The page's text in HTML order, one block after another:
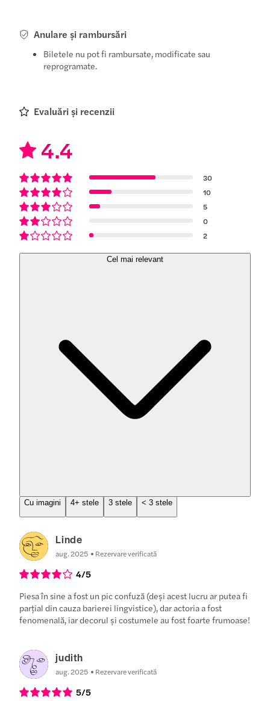
Anulare și rambursări
Biletele nu pot fi rambursate, modificate sau
reprogramate.
Evaluări și recenzii
4.4
30
10
5
0
2
Cel mai relevant
Cu imagini 4+ stele 3 stele < 3 stele
Linde
aug. 2025 Rezervare verificată
4/5
Piesa în sine a fost un pic confuză (deși acest lucru ar putea fi
parțial din cauza barierei lingvistice), dar actoria a fost
fenomenală, iar decorul și costumele au fost foarte frumoase!
judith
aug. 2025 Rezervare verificată
5/5